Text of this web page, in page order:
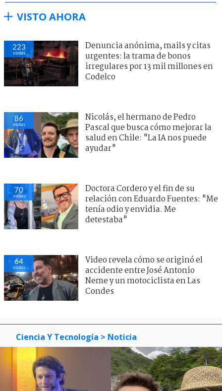
VISTO AHORA
223
visitas
Denuncia anónima, mails y citas
urgentes: la trama de bonos
irregulares por 13 mil millones en
Codelco
86
visitas
Nicolás, el hermano de Pedro
Pascal que busca cómo mejorar la
salud en Chile: "La IA nos puede
ayudar"
70
visitas
Doctora Cordero y el fin de su
relación con Eduardo Fuentes: "Me
tenía odio y envidia. Me
detestaba"
64
visitas
Video revela cómo se originó el
accidente entre José Antonio
Neme y un motociclista en Las
Condes
Ciencia Y Tecnología > Noticia